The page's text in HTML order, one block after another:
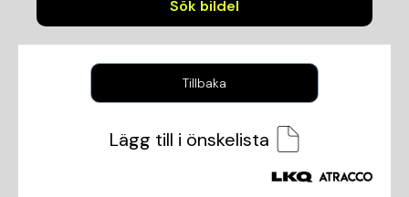
Sök bildel
Tillbaka
Lägg till i önskelista